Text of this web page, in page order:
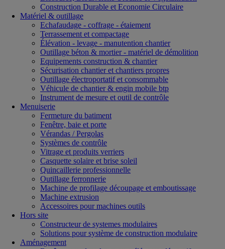
Construction Durable et Economie Circulaire
Matériel & outillage
Echafaudage - coffrage - étaiement
Terrassement et compactage
Élévation - levage - manutention chantier
Outillage béton & mortier - matériel de démolition
Equipements construction & chantier
Sécurisation chantier et chantiers propres
Outillage électroportatif et consommable
Véhicule de chantier & engin mobile btp
Instrument de mesure et outil de contrôle
Menuiserie
Fermeture du batiment
Fenêtre, baie et porte
Vérandas / Pergolas
Systèmes de contrôle
Vitrage et produits verriers
Casquette solaire et brise soleil
Quincaillerie professionnelle
Outillage ferronnerie
Machine de profilage découpage et emboutissage
Machine extrusion
Accessoires pour machines outils
Hors site
Constructeur de systemes modulaires
Solutions pour système de construction modulaire
Aménagement